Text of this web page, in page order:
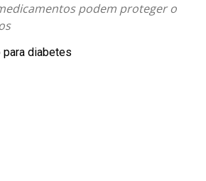
podem proteger o